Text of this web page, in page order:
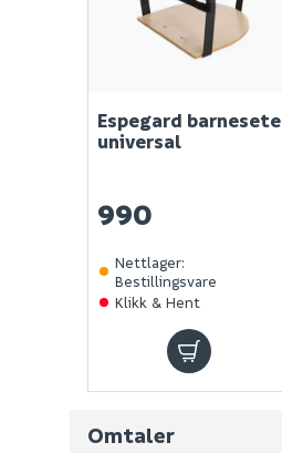
Espegard barnesete
universal
990
Nettlager:
Bestillingsvare
Klikk & Hent
Omtaler